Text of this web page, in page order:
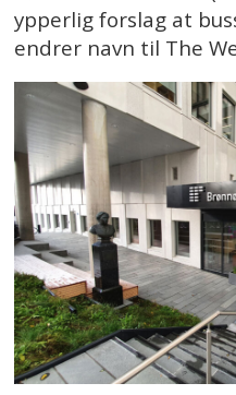
ypperlig forslag at
endrer navn til The